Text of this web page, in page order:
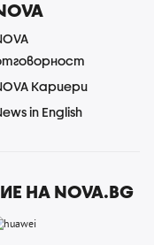
Кариери
in English
НА NOVA.BG